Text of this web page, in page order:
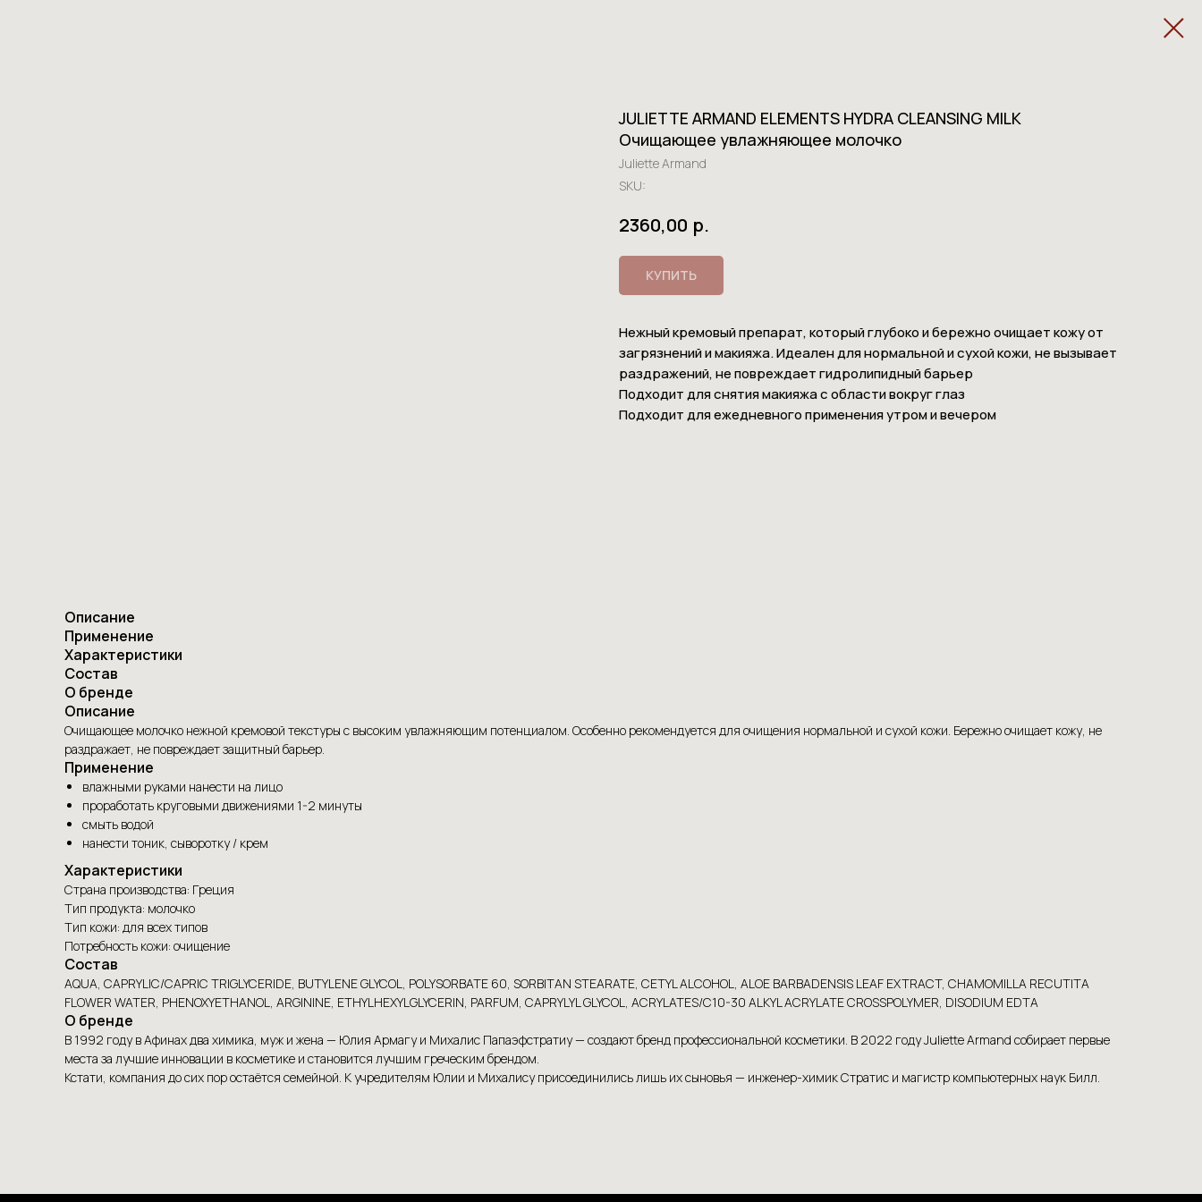
JULIETTE ARMAND ELEMENTS HYDRA CLEANSING MILK
Очищающее увлажняющее молочко
Juliette Armand
SKU:
2360,00 р.
КУПИТЬ
Нежный кремовый препарат, который глубоко и бережно очищает кожу от
загрязнений и макияжа. Идеален для нормальной и сухой кожи, не вызывает
раздражений, не повреждает гидролипидный барьер
Подходит для снятия макияжа с области вокруг глаз
Подходит для ежедневного применения утром и вечером
Описание
Применение
Характеристики
Состав
О бренде
Описание
Очищающее молочко нежной кремовой текстуры с высоким увлажняющим потенциалом. Особенно рекомендуется для очищения нормальной и сухой кожи. Бережно очищает кожу, не
раздражает, не повреждает защитный барьер.
Применение
влажными руками нанести на лицо
проработать круговыми движениями 1-2 минуты
смыть водой
нанести тоник, сыворотку / крем
Характеристики
Страна производства: Греция
Тип продукта: молочко
Тип кожи: для всех типов
Потребность кожи: очищение
Состав
AQUA, CAPRYLIC/CAPRIC TRIGLYCERIDE, BUTYLENE GLYCOL, POLYSORBATE 60, SORBITAN STEARATE, CETYL ALCOHOL, ALOE BARBADENSIS LEAF EXTRACT, CHAMOMILLA RECUTITA
FLOWER WATER, PHENOXYETHANOL, ARGININE, ETHYLHEXYLGLYCERIN, PARFUM, CAPRYLYL GLYCOL, ACRYLATES/C10-30 ALKYL ACRYLATE CROSSPOLYMER, DISODIUM EDTA
О бренде
В 1992 году в Афинах два химика, муж и жена — Юлия Армагу и Михалис Папаэфстратиу — создают бренд профессиональной косметики. В 2022 году Juliette Armand собирает первые
места за лучшие инновации в косметике и становится лучшим греческим брендом.
Кстати, компания до сих пор остаётся семейной. К учредителям Юлии и Михалису присоединились лишь их сыновья — инженер-химик Стратис и магистр компьютерных наук Билл.